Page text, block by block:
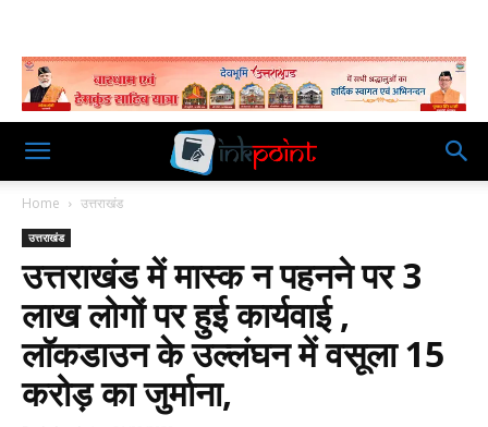
Home उत्तराखंड
उत्तराखंड
उत्तराखंड में मास्क न पहनने पर 3
लाख लोगों पर हुई कार्यवाई ,
लाॅकडाउन के उल्लंघन में वसूला 15
करोड़ का जुर्माना,